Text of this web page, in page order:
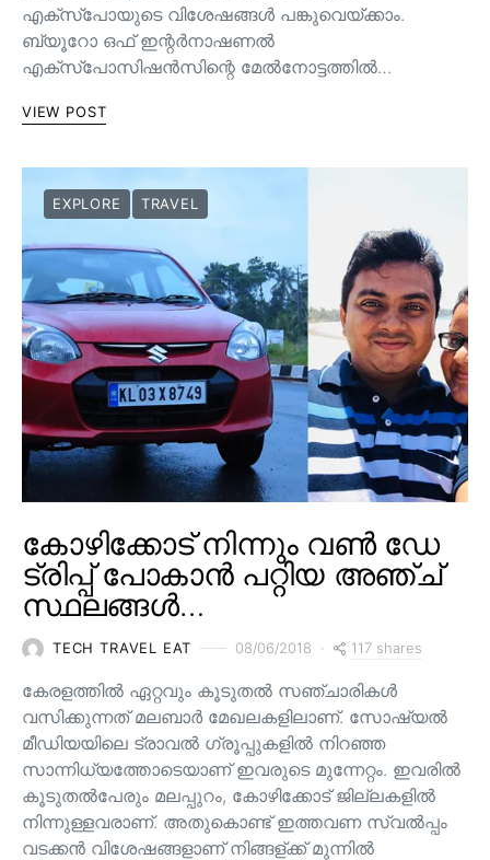
എക്സ്പോയുടെ വിശേഷങ്ങൾ പങ്കുവെയ്ക്കാം.
ബ്യൂറോ ഒഫ് ഇന്റർനാഷണൽ
എക്സ്പോസിഷൻസിന്റെ മേൽനോട്ടത്തിൽ…
VIEW POST
EXPLORE TRAVEL
കോഴിക്കോട് നിന്നും വൺ ഡേ
ട്രിപ്പ് പോകാൻ പറ്റിയ അഞ്ച്
സ്ഥലങ്ങൾ…
TECH TRAVEL EAT 08/06/2018 117 shares
കേരളത്തിൽ ഏറ്റവും കൂടുതൽ സഞ്ചാരികൾ
വസിക്കുന്നത് മലബാർ മേഖലകളിലാണ്. സോഷ്യൽ
മീഡിയയിലെ ട്രാവൽ ഗ്രൂപ്പുകളിൽ നിറഞ്ഞ
സാന്നിധ്യത്തോടെയാണ് ഇവരുടെ മുന്നേറ്റം. ഇവരിൽ
കൂടുതൽപേരും മലപ്പുറം, കോഴിക്കോട് ജില്ലകളിൽ
നിന്നുള്ളവരാണ്. അതുകൊണ്ട് ഇത്തവണ സ്വൽപ്പം
വടക്കൻ വിശേഷങ്ങളാണ് നിങ്ങള്ക്ക് മുന്നിൽ